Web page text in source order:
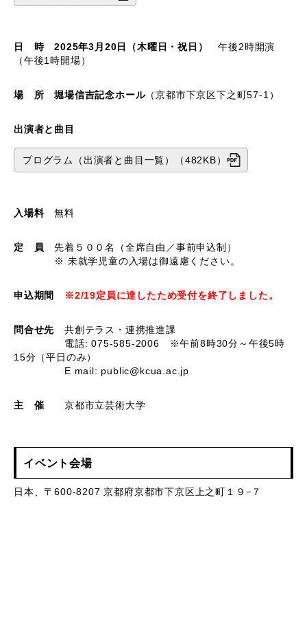
日 時2025年3月20日（木曜日・祝日）
午後2時開演
（午後1時開場）
場 所堀場信吉記念ホール（京都市下京区下之町57-1）
出演者と曲目
プログラム（出演者と曲目一覧）（482KB）
入場料無料
定 員先着５００名（全席自由／事前申込制）
※ 未就学児童の入場は御遠慮ください。
申込期間 ※2/19定員に達したため受付を終了しました。
問合せ先 共創テラス・連携推進課
電話: 075-585‐2006 ※午前8時30分～午後5時
15分（平日のみ）
E mail: public@kcua.ac.jp
主 催 京都市立芸術大学
イベント会場
日本、〒600-8207 京都府京都市下京区上之町１９−７